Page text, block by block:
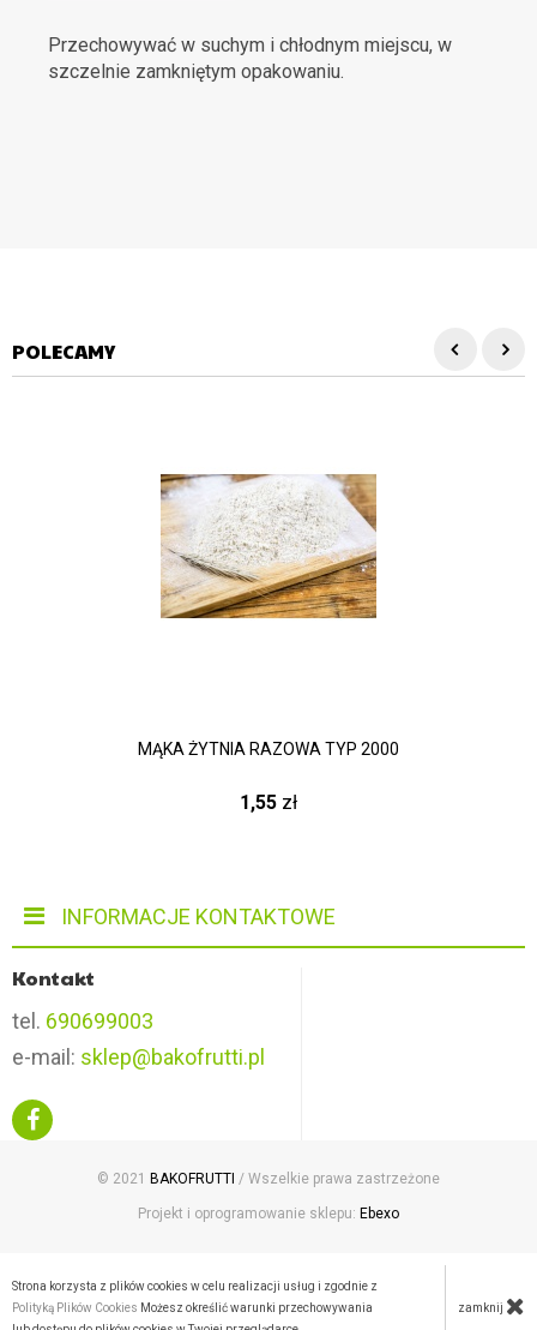
Przechowywać w suchym i chłodnym miejscu, w
szczelnie zamkniętym opakowaniu.
POLECAMY
MĄKA ŻYTNIA RAZOWA TYP 2000
1,55 zł
INFORMACJE KONTAKTOWE
Kontakt
tel. 690699003
e-mail: sklep@bakofrutti.pl
© 2021 BAKOFRUTTI / Wszelkie prawa zastrzeżone
Projekt i oprogramowanie sklepu: Ebexo
Strona korzysta z plików cookies w celu realizacji usług i zgodnie z
Polityką Plików Cookies Możesz określić warunki przechowywania
zamknij